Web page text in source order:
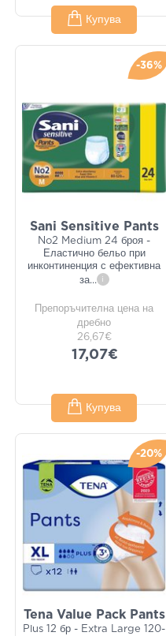
Купува
-36%
Sani Sensitive Pants
No2 Medium 24 броя -
Еластично бельо при
инконтиненция с ефективна
за... i
Препоръчителна цена на
дребно
26,67€
17,07€
Купува
-20%
Tena Value Pack Pants
Plus 12 бр - Extra Large 120-